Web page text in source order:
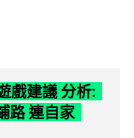
戲建議 分析:
路 連自家